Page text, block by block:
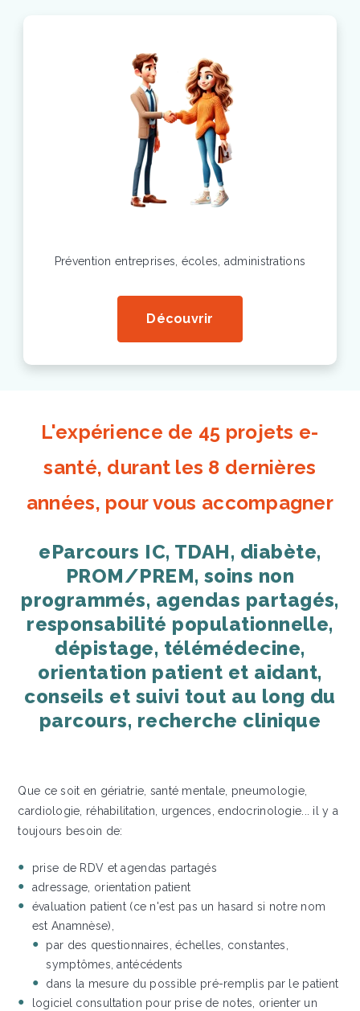
Prévention entreprises, écoles, administrations
Découvrir
L'expérience de 45 projets e-
santé, durant les 8 dernières
années, pour vous accompagner
eParcours IC, TDAH, diabète,
PROM/PREM, soins non
programmés, agendas partagés,
responsabilité populationnelle,
dépistage, télémédecine,
orientation patient et aidant,
conseils et suivi tout au long du
parcours, recherche clinique
Que ce soit en gériatrie, santé mentale, pneumologie,
cardiologie, réhabilitation, urgences, endocrinologie... il y a
toujours besoin de:
prise de RDV et agendas partagés
adressage, orientation patient
évaluation patient (ce n'est pas un hasard si notre nom
est Anamnèse),
par des questionnaires, échelles, constantes,
symptômes, antécédents
dans la mesure du possible pré-remplis par le patient
logiciel consultation pour prise de notes, orienter un